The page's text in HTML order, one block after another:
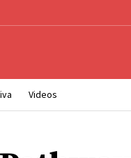
Videos